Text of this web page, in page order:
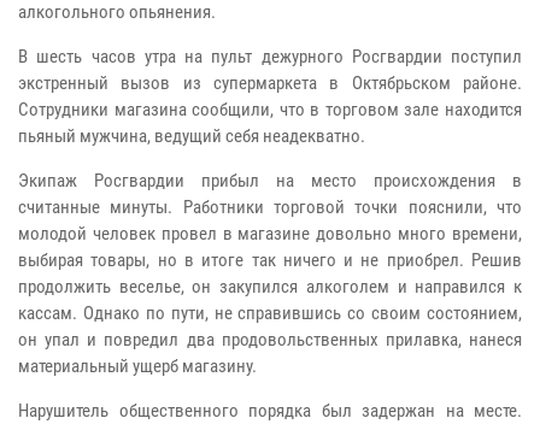
алкогольного опьянения.
В шесть часов утра на пульт дежурного Росгвардии поступил
экстренный вызов из супермаркета в Октябрьском районе.
Сотрудники магазина сообщили, что в торговом зале находится
пьяный мужчина, ведущий себя неадекватно.
Экипаж Росгвардии прибыл на место происхождения в
считанные минуты. Работники торговой точки пояснили, что
молодой человек провел в магазине довольно много времени,
выбирая товары, но в итоге так ничего и не приобрел. Решив
продолжить веселье, он закупился алкоголем и направился к
кассам. Однако по пути, не справившись со своим состоянием,
он упал и повредил два продовольственных прилавка, нанеся
материальный ущерб магазину.
Нарушитель общественного порядка был задержан на месте.